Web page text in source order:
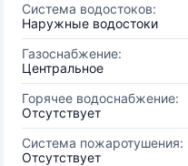
Система водостоков:
Наружные водостоки
Газоснабжение:
Центральное
Горячее водоснабжение:
Отсутствует
Система пожаротушения:
Отсутствует